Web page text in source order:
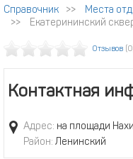
Справочник >> Места
>>
Екатерининский
Отзывов (0)
Контактная
Адрес: на площади
Район: Ленинский